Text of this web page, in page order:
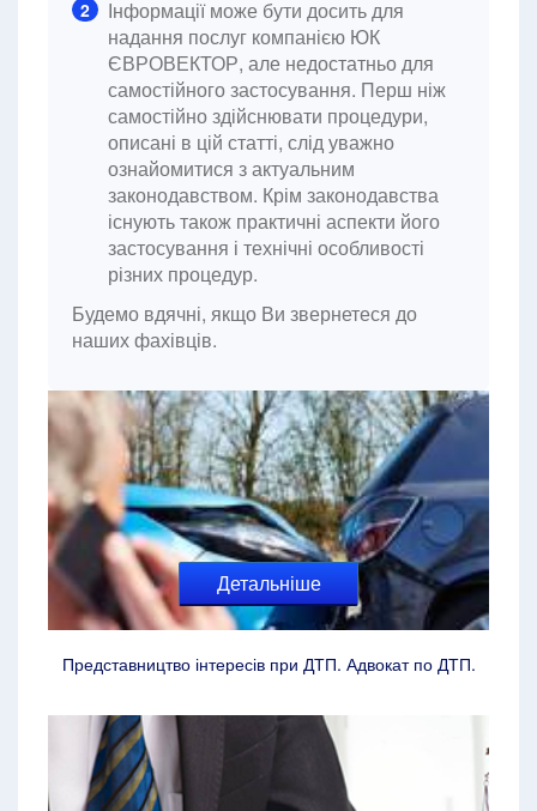
2
Інформації може бути досить для
надання послуг компанією ЮК
ЄВРОВЕКТОР, але недостатньо для
самостійного застосування. Перш ніж
самостійно здійснювати процедури,
описані в цій статті, слід уважно
ознайомитися з актуальним
законодавством. Крім законодавства
існують також практичні аспекти його
застосування і технічні особливості
різних процедур.
Будемо вдячні, якщо Ви звернетеся до
наших фахівців.
Детальніше
Представництво інтересів при ДТП. Адвокат по ДТП.